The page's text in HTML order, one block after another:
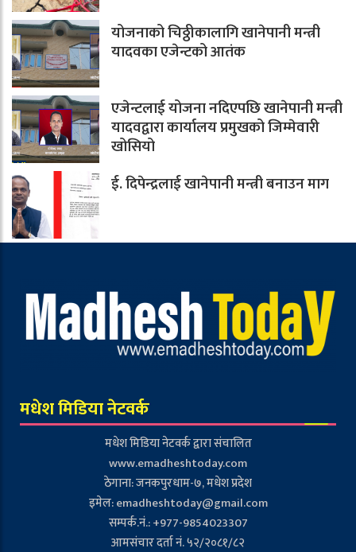
योजनाको चिठ्ठीकालागि खानेपानी मन्त्री
यादवका एजेन्टको आतंक
एजेन्टलाई योजना नदिएपछि खानेपानी मन्त्री
यादवद्वारा कार्यालय प्रमुखको जिम्मेवारी
खोसियो
ई. दिपेन्द्रलाई खानेपानी मन्त्री बनाउन माग
मधेश मिडिया नेटवर्क
मधेश मिडिया नेटवर्क द्वारा संचालित
www.emadheshtoday.com
ठेगाना: जनकपुरधाम-७, मधेश प्रदेश
इमेल:emadheshtoday@gmail.com
सम्पर्क.नं.: +977-9854023307
आमसंचार दर्ता नं. ५२/२०८१/८२